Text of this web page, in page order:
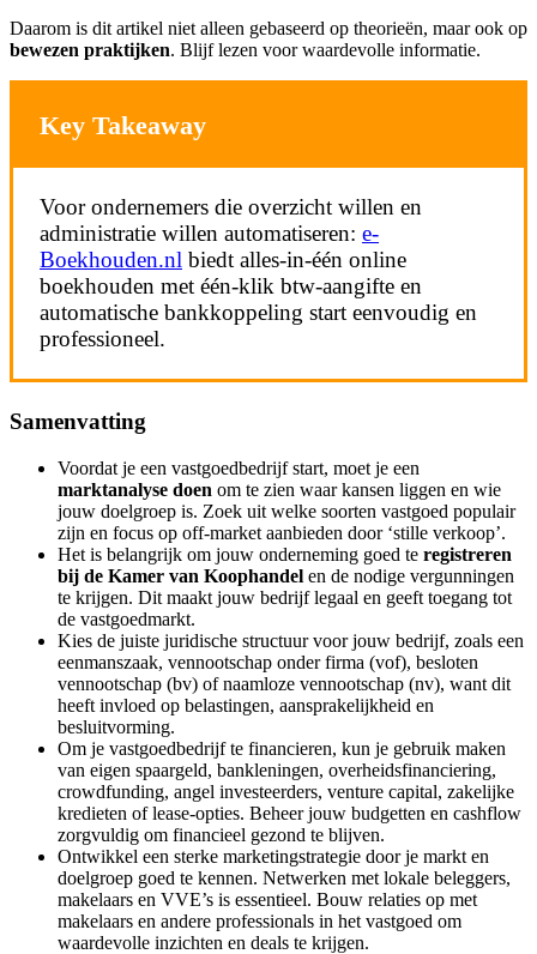
Daarom is dit artikel niet alleen gebaseerd op theorieën, maar ook op
bewezen praktijken. Blijf lezen voor waardevolle informatie.
Key Takeaway
Voor ondernemers die overzicht willen en
administratie willen automatiseren: e-
Boekhouden.nl biedt alles-in-één online
boekhouden met één-klik btw-aangifte en
automatische bankkoppeling start eenvoudig en
professioneel.
Samenvatting
Voordat je een vastgoedbedrijf start, moet je een
marktanalyse doen om te zien waar kansen liggen en wie
jouw doelgroep is. Zoek uit welke soorten vastgoed populair
zijn en focus op off-market aanbieden door ‘stille verkoop’.
Het is belangrijk om jouw onderneming goed te registreren
bij de Kamer van Koophandel en de nodige vergunningen
te krijgen. Dit maakt jouw bedrijf legaal en geeft toegang tot
de vastgoedmarkt.
Kies de juiste juridische structuur voor jouw bedrijf, zoals een
eenmanszaak, vennootschap onder firma (vof), besloten
vennootschap (bv) of naamloze vennootschap (nv), want dit
heeft invloed op belastingen, aansprakelijkheid en
besluitvorming.
Om je vastgoedbedrijf te financieren, kun je gebruik maken
van eigen spaargeld, bankleningen, overheidsfinanciering,
crowdfunding, angel investeerders, venture capital, zakelijke
kredieten of lease-opties. Beheer jouw budgetten en cashflow
zorgvuldig om financieel gezond te blijven.
Ontwikkel een sterke marketingstrategie door je markt en
doelgroep goed te kennen. Netwerken met lokale beleggers,
makelaars en VVE’s is essentieel. Bouw relaties op met
makelaars en andere professionals in het vastgoed om
waardevolle inzichten en deals te krijgen.